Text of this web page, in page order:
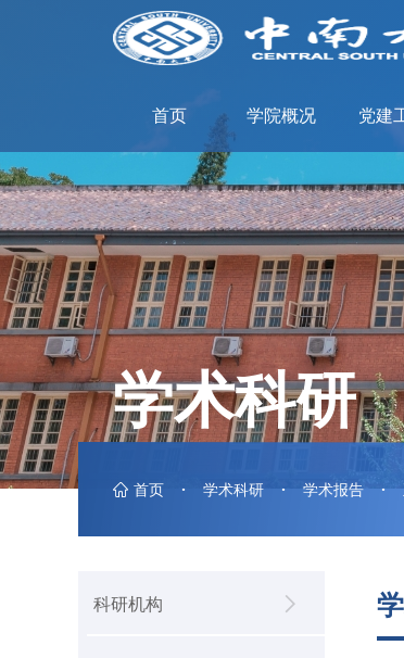
首页 学院概况 党建
学术科研
首页 · 学术科研 · 学术报告 ·
科研机构